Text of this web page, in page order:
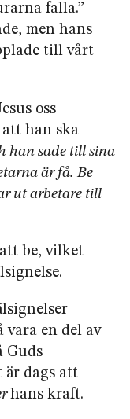
falla.”
men hans
till vårt
oss
han ska
han sade till sina
är få. Be
ut arbetare till
be, vilket
vara en del av
Guds
är dags att
hans kraft.